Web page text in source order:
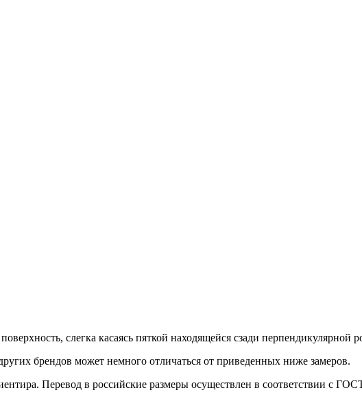
слегка касаясь пяткой находящейся сзади перпендикулярной
брендов может немного отличаться от приведенных ниже замеров.
Перевод в российские размеры осуществлен в соответствии с